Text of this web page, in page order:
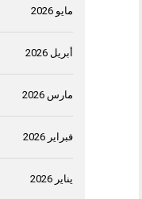
مايو 2026
أبريل 2026
مارس 2026
فبراير 2026
يناير 2026